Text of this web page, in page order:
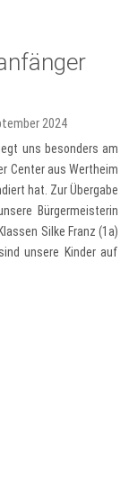
2024
uns besonders am
Center aus Wertheim
hat. Zur Übergabe
Bürgermeisterin
Silke Franz (1a)
unsere Kinder auf